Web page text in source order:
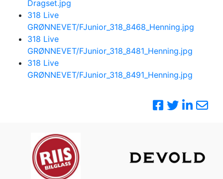
Dragset.jpg
318 Live
GRØNNEVET/FJunior_318_8468_Henning.jpg
318 Live
GRØNNEVET/FJunior_318_8481_Henning.jpg
318 Live
GRØNNEVET/FJunior_318_8491_Henning.jpg